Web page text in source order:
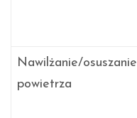
Nawilżanie/osuszanie
powietrza